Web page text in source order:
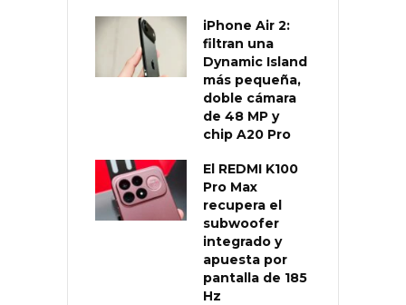
iPhone Air 2:
filtran una
Dynamic Island
más pequeña,
doble cámara
de 48 MP y
chip A20 Pro
El REDMI K100
Pro Max
recupera el
subwoofer
integrado y
apuesta por
pantalla de 185
Hz